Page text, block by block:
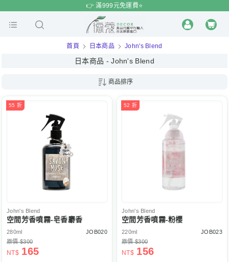
$
$
時 特賣
👉 滿999元免運費⭐️
首頁 日本商品 John's Blend
日本商品 - John's Blend
商品排序
55 折
John's Blend
空間芳香噴霧-皂香麝香
280ml
JOB020
原價 $300
NT$ 165
52 折
John's Blend
空間芳香噴霧-粉櫻
220ml
JOB023
原價 $300
NT$ 156